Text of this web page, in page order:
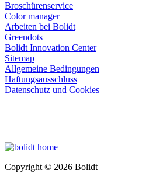
Broschürenservice
Color manager
Arbeiten bei Bolidt
Greendots
Bolidt Innovation Center
Sitemap
Allgemeine Bedingungen
Haftungsausschluss
Datenschutz und Cookies
Copyright © 2026 Bolidt